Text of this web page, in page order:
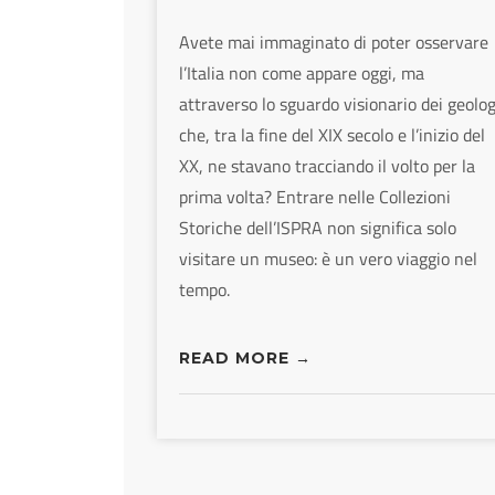
Avete mai immaginato di poter osservare
l’Italia non come appare oggi, ma
attraverso lo sguardo visionario dei
che, tra la fine del XIX secolo e l’inizio del
XX, ne stavano tracciando il volto per la
prima volta? Entrare nelle Collezioni
Storiche dell’ISPRA non significa solo
visitare un museo: è un vero viaggio nel
tempo.
READ MORE →